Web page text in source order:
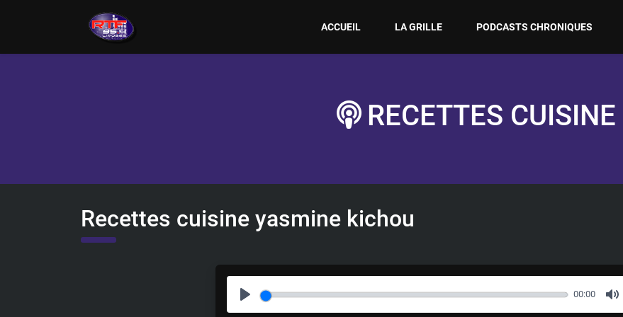
ACCUEIL LA GRILLE PODCASTS CHRONIQUES
RECETTES CUISINE
Recettes cuisine yasmine kichou
P
00:00
M